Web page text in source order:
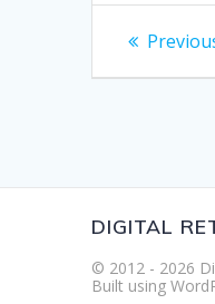
DIGITAL
© 2012 - 2026
Built using